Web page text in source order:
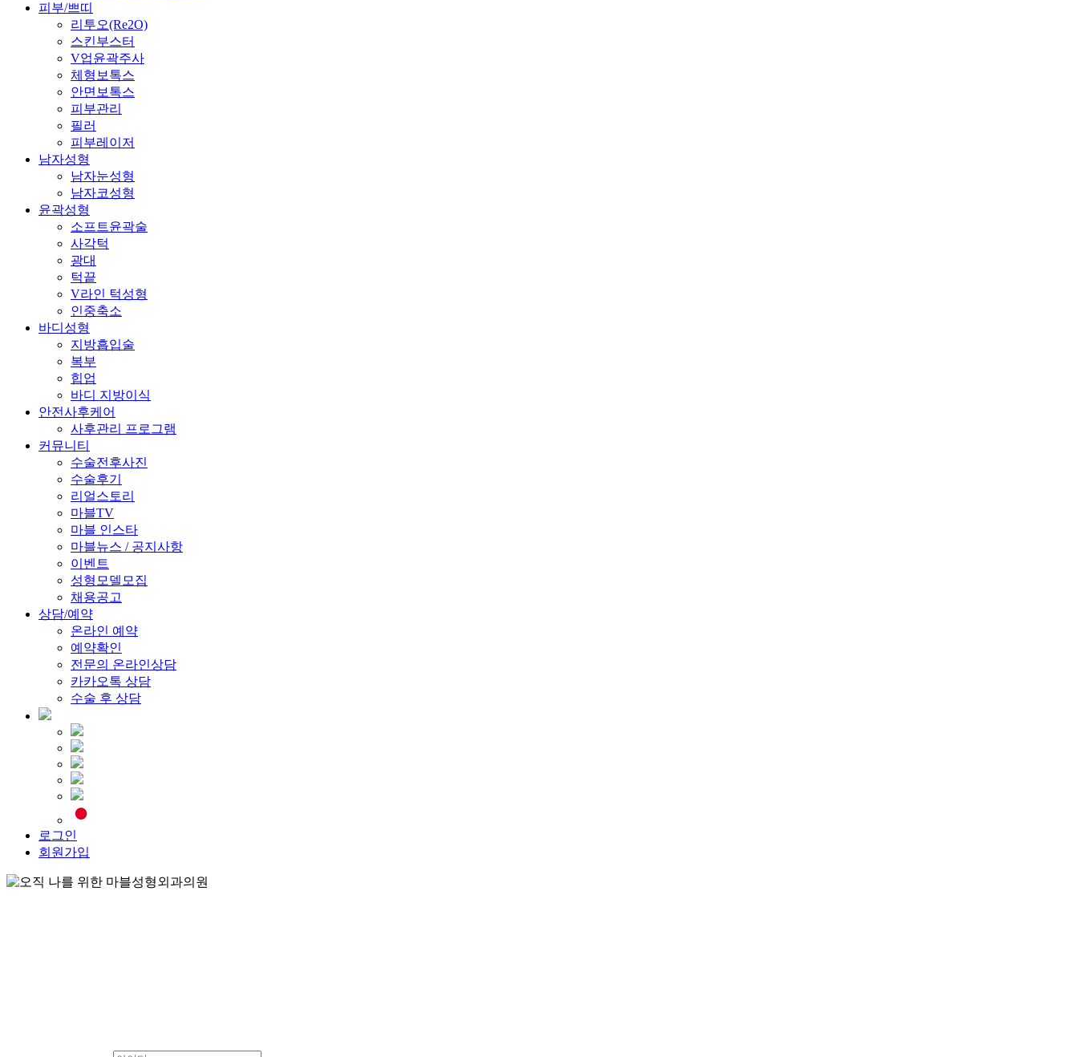
피부/쁘띠
리투오(Re2O)
스킨부스터
V업윤곽주사
체형보톡스
안면보톡스
피부관리
필러
피부레이저
남자성형
남자눈성형
남자코성형
윤곽성형
소프트윤곽술
사각턱
광대
턱끝
V라인 턱성형
인중축소
바디성형
지방흡입술
복부
힙업
바디 지방이식
안전사후케어
사후관리 프로그램
커뮤니티
수술전후사진
수술후기
리얼스토리
마블TV
마블 인스타
마블뉴스 / 공지사항
이벤트
성형모델모집
채용공고
상담/예약
온라인 예약
예약확인
전문의 온라인상담
카카오톡 상담
수술 후 상담
로그인
회원가입